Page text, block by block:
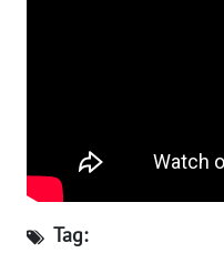
Tag:
WN
RIAU